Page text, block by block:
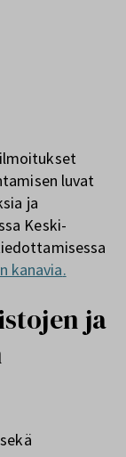
luvat
ja
Keski-
kanavia.
ja